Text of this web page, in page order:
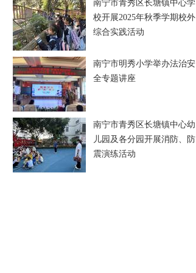
南宁市青秀区长塘镇中心学
校开展2025年秋季学期校外
综合实践活动
南宁市明秀小学举办法治安
全专题讲座
南宁市青秀区长塘镇中心幼
儿园及各分园开展消防、防
震演练活动